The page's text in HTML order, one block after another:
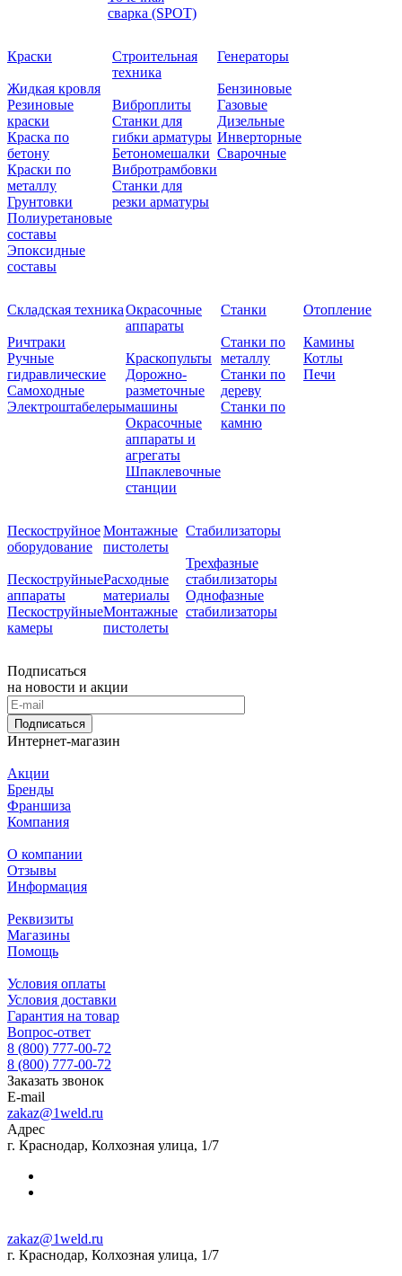
сварка (SPOT)
Краски
Жидкая кровля
Резиновые
краски
Краска по
бетону
Краски по
металлу
Грунтовки
Полиуретановые
составы
Эпоксидные
составы
Строительная
техника
Виброплиты
Станки для
гибки арматуры
Бетономешалки
Вибротрамбовки
Станки для
резки арматуры
Генераторы
Бензиновые
Газовые
Дизельные
Инверторные
Сварочные
Складская техника
Ричтраки
Ручные
гидравлические
Самоходные
Электроштабелеры
Окрасочные
аппараты
Краскопульты
Дорожно-
разметочные
машины
Окрасочные
аппараты и
агрегаты
Шпаклевочные
станции
Станки
Станки по
металлу
Станки по
дереву
Станки по
камню
Отопление
Камины
Котлы
Печи
Пескоструйное
оборудование
Пескоструйные
аппараты
Пескоструйные
камеры
Монтажные
пистолеты
Расходные
материалы
Монтажные
пистолеты
Стабилизаторы
Трехфазные
стабилизаторы
Однофазные
стабилизаторы
Подписаться
на новости и акции
Подписаться
Интернет-магазин
Акции
Бренды
Франшиза
Компания
О компании
Отзывы
Информация
Реквизиты
Магазины
Помощь
Условия оплаты
Условия доставки
Гарантия на товар
Вопрос-ответ
8 (800) 777-00-72
8 (800) 777-00-72
Заказать звонок
E-mail
zakaz@1weld.ru
Адрес
г. Краснодар, Колхозная улица, 1/7
zakaz@1weld.ru
г. Краснодар, Колхозная улица, 1/7